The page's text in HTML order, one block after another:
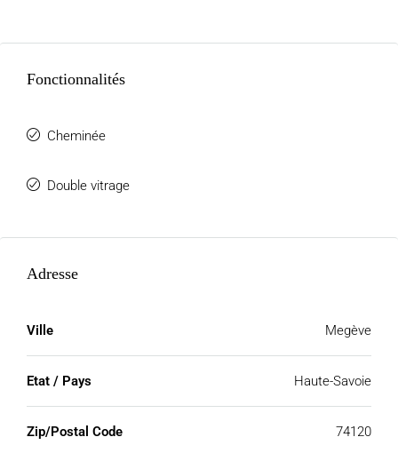
Fonctionnalités
Cheminée
Double vitrage
Adresse
Ville Megève
Etat / Pays Haute-Savoie
Zip/Postal Code 74120